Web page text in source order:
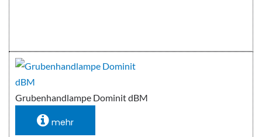
Grubenhandlampe Dominit dBM
mehr